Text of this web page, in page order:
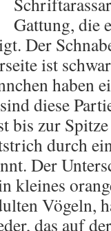
Gattung, die
Der
ist
haben
diese
bis zur
durch
Der
kleines
Vögeln,
das auf